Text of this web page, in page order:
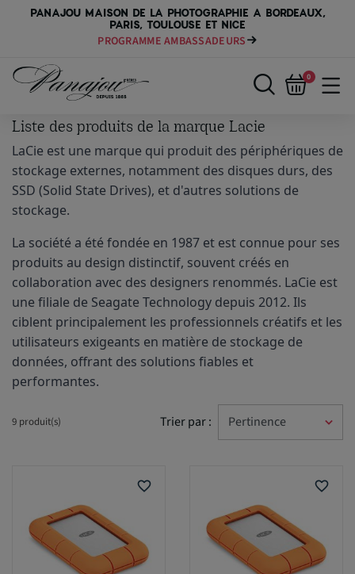
PANAJOU MAISON DE LA PHOTOGRAPHIE A BORDEAUX,
PARIS, TOULOUSE ET NICE
PROGRAMME AMBASSADEURS
0
Liste des produits de la marque Lacie
LaCie est une marque qui produit des périphériques de
stockage externes, notamment des disques durs, des
SSD (Solid State Drives), et d'autres solutions de
stockage.
La société a été fondée en 1987 et est connue pour ses
produits au design distinctif, souvent créés en
collaboration avec des designers renommés. LaCie est
une filiale de Seagate Technology depuis 2012. Ils
ciblent principalement les professionnels créatifs et les
utilisateurs exigeants en matière de stockage de
données, offrant des solutions fiables et
performantes.
9 produit(s) Trier par :
favorite_border favorite_border